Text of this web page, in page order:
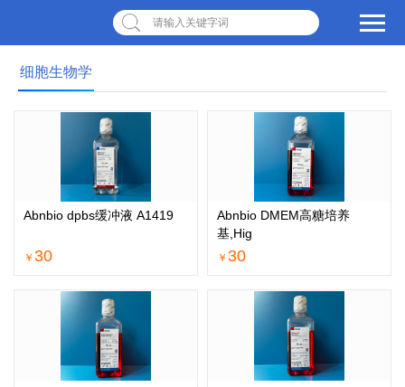
请输入关键字词
细胞生物学
Abnbio dpbs缓冲液 A1419
￥ 30
Abnbio DMEM高糖培养
基,Hig
￥ 30